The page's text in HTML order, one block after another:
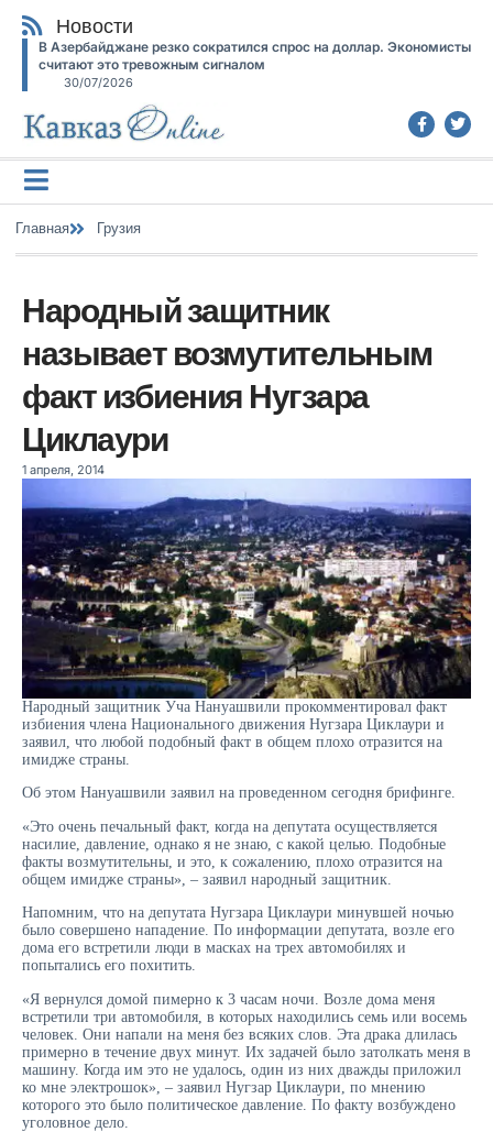
Новости
В Азербайджане резко сократился спрос на доллар. Экономисты
считают это тревожным сигналом
30/07/2026
Главная Грузия
Народный защитник
называет возмутительным
факт избиения Нугзара
Циклаури
1 апреля, 2014
Народный защитник Уча Нануашвили прокомментировал факт
избиения члена Национального движения Нугзара Циклаури и
заявил, что любой подобный факт в общем плохо отразится на
имидже страны.
Об этом Нануашвили заявил на проведенном сегодня брифинге.
«Это очень печальный факт, когда на депутата осуществляется
насилие, давление, однако я не знаю, с какой целью. Подобные
факты возмутительны, и это, к сожалению, плохо отразится на
общем имидже страны», – заявил народный защитник.
Напомним, что на депутата Нугзара Циклаури минувшей ночью
было совершено нападение. По информации депутата, возле его
дома его встретили люди в масках на трех автомобилях и
попытались его похитить.
«Я вернулся домой пимерно к 3 часам ночи. Возле дома меня
встретили три автомобиля, в которых находились семь или восемь
человек. Они напали на меня без всяких слов. Эта драка длилась
примерно в течение двух минут. Их задачей было затолкать меня в
машину. Когда им это не удалось, один из них дважды приложил
ко мне электрошок», – заявил Нугзар Циклаури, по мнению
которого это было политическое давление. По факту возбуждено
уголовное дело.